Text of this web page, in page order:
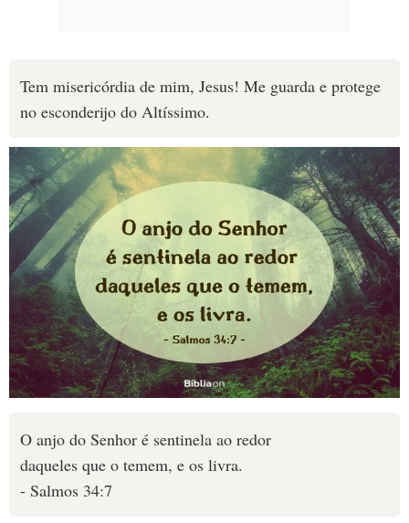
Tem misericórdia de mim, Jesus! Me guarda e protege
no esconderijo do Altíssimo.
O anjo do Senhor é sentinela ao redor
daqueles que o temem, e os livra.
- Salmos 34:7